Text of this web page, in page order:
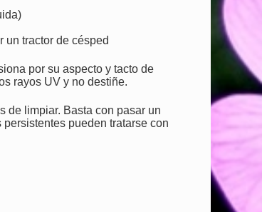
un tractor de césped
por su aspecto y tacto de
rayos UV y no destiñe.
de limpiar. Basta con pasar un
pueden tratarse con